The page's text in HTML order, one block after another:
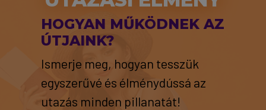
HOGYAN MŰKÖDNEK AZ
ÚTJAINK?
Ismerje meg, hogyan tesszük
egyszerűvé és élménydússá az
utazás minden pillanatát!